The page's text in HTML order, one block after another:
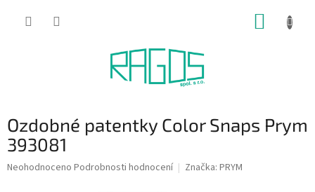
Ozdobné patentky Color Snaps Prym
393081
Průměrné
Neohodnoceno Podrobnosti hodnocení Značka: PRYM